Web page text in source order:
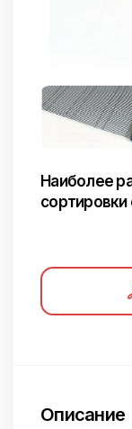
Наиболее
Описание